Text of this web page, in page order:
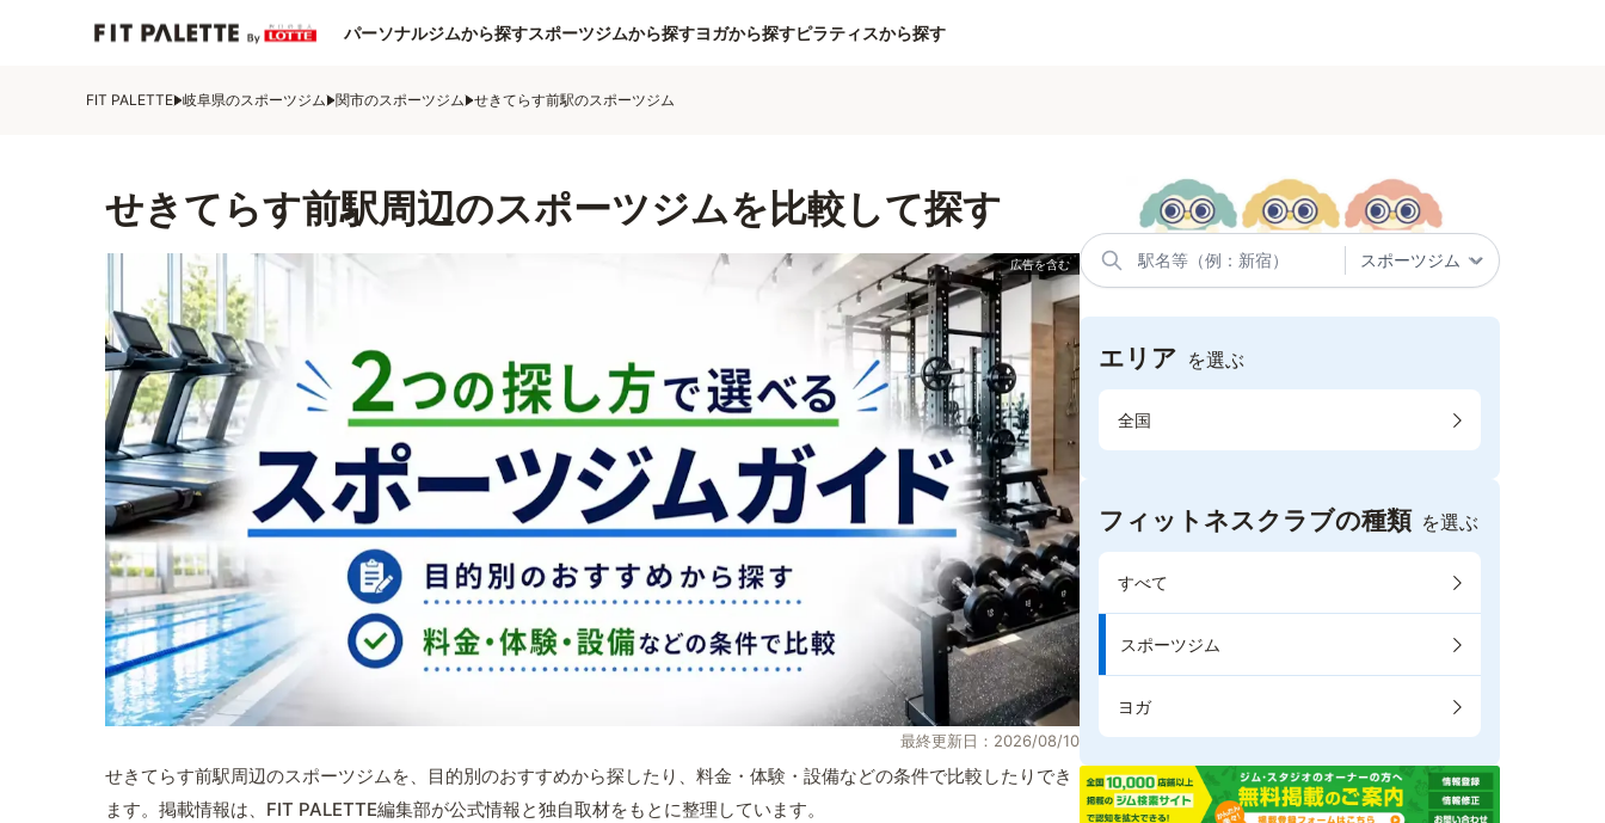
パーソナルジムから探すスポーツジムから探すヨガから探すピラティスから探す
FIT PALETTE 岐阜県のスポーツジム 関市のスポーツジム せきてらす前駅のスポーツジム
せきてらす前駅周辺のスポーツジムを比較して探す
最終更新日：2026/08/10
せきてらす前駅周辺のスポーツジムを、目的別のおすすめから探したり、料金・体験・設備などの条件で比較したりでき
ます。掲載情報は、FIT PALETTE編集部が公式情報と独自取材をもとに整理しています。
エリア を選ぶ
全国
フィットネスクラブの種類 を選ぶ
すべて
スポーツジム
ヨガ